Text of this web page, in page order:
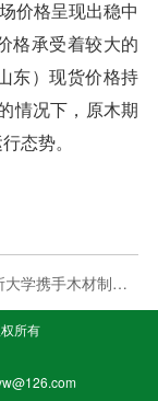
价格呈现出稳中
格承受着较大的
东）现货价格持
情况下，原木期
态势。
手木材制造协会，推进木材建筑创...
所有